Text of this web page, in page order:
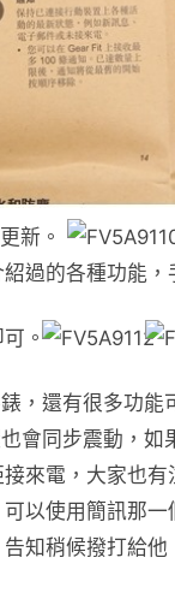
新。
過的各種功能
可。
，還有很多功能
會同步震動，如
來電，大家也
以使用簡訊那
知稍候撥打給